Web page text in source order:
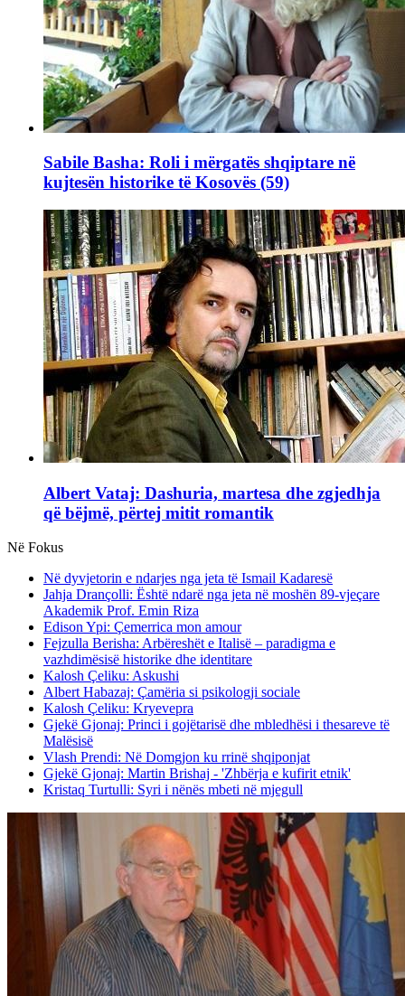
Sabile Basha: Roli i mërgatës shqiptare në
kujtesën historike të Kosovës (59)
Albert Vataj: Dashuria, martesa dhe zgjedhja
që bëjmë, përtej mitit romantik
Në Fokus
Në dyvjetorin e ndarjes nga jeta të Ismail Kadaresë
Jahja Drançolli: Është ndarë nga jeta në moshën 89-vjeçare
Akademik Prof. Emin Riza
Edison Ypi: Çemerrica mon amour
Fejzulla Berisha: Arbëreshët e Italisë – paradigma e
vazhdimësisë historike dhe identitare
Kalosh Çeliku: Askushi
Albert Habazaj: Çamëria si psikologji sociale
Kalosh Çeliku: Kryevepra
Gjekë Gjonaj: Princi i gojëtarisë dhe mbledhësi i thesareve të
Malësisë
Vlash Prendi: Në Domgjon ku rrinë shqiponjat
Gjekë Gjonaj: Martin Brishaj - 'Zhbërja e kufirit etnik'
Kristaq Turtulli: Syri i nënës mbeti në mjegull